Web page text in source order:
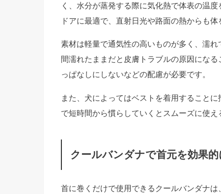
く、水分が蒸発する際に気化熱で体表の温
ドアに最適で、直射日光や路面の熱からも
素材は軽量で通気性の高いものが多く、濡
間濡れたままだと皮膚トラブルの原因にな
っぱなしにしないなどの配慮が必要です。
また、犬によってはベストを着用すること
で短時間から慣らしていくとスムーズに使え
クールバンダナで首元を効果
首に巻くだけで使用できるクールバンダナ